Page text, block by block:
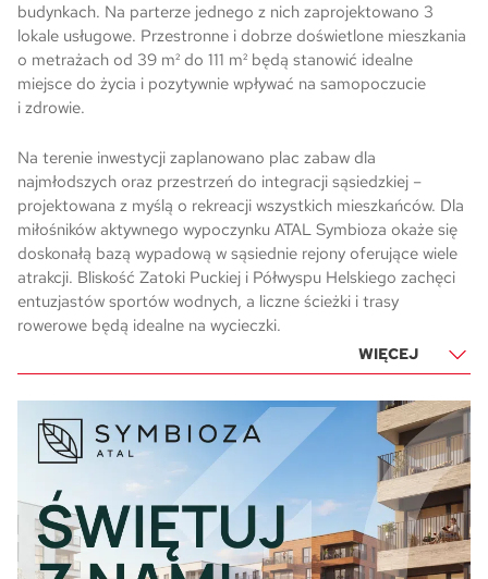
budynkach. Na parterze jednego z nich zaprojektowano 3
lokale usługowe. Przestronne i dobrze doświetlone mieszkania
o metrażach od 39 m² do 111 m² będą stanowić idealne
miejsce do życia i pozytywnie wpływać na samopoczucie
i zdrowie.
Na terenie inwestycji zaplanowano plac zabaw dla
najmłodszych oraz przestrzeń do integracji sąsiedzkiej –
projektowana z myślą o rekreacji wszystkich mieszkańców. Dla
miłośników aktywnego wypoczynku ATAL Symbioza okaże się
doskonałą bazą wypadową w sąsiednie rejony oferujące wiele
atrakcji. Bliskość Zatoki Puckiej i Półwyspu Helskiego zachęci
entuzjastów sportów wodnych, a liczne ścieżki i trasy
rowerowe będą idealne na wycieczki.
WIĘCEJ